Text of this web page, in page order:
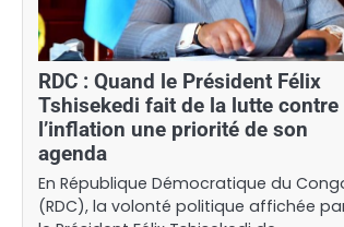
RDC : Quand le Président Félix
Tshisekedi fait de la lutte contre
l’inflation une priorité de son
agenda
En République Démocratique du
(RDC), la volonté politique affichée